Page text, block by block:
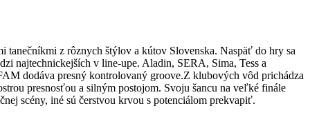
tanečníkmi z rôznych štýlov a kútov Slovenska. Naspäť do hry sa
najtechnickejších v line-upe. Aladin, SERA, Sima, Tess a
dodáva presný kontrolovaný groove.Z klubových vôd prichádza
presnosťou a silným postojom. Svoju šancu na veľké finále
scény, iné sú čerstvou krvou s potenciálom prekvapiť.